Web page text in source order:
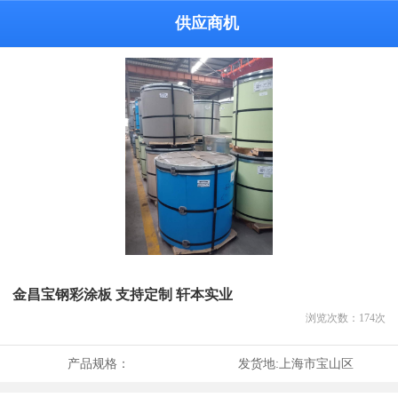
供应商机
金昌宝钢彩涂板 支持定制 轩本实业
浏览次数： 174次
产品规格： 发货地:上海市宝山区